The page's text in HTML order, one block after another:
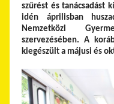
szűrést és tanácsadást
idén áprilisban
Nemzetközi
szervezésében. A
kiegészült a májusi és